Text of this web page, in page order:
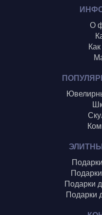
О
Подарки
Подарки